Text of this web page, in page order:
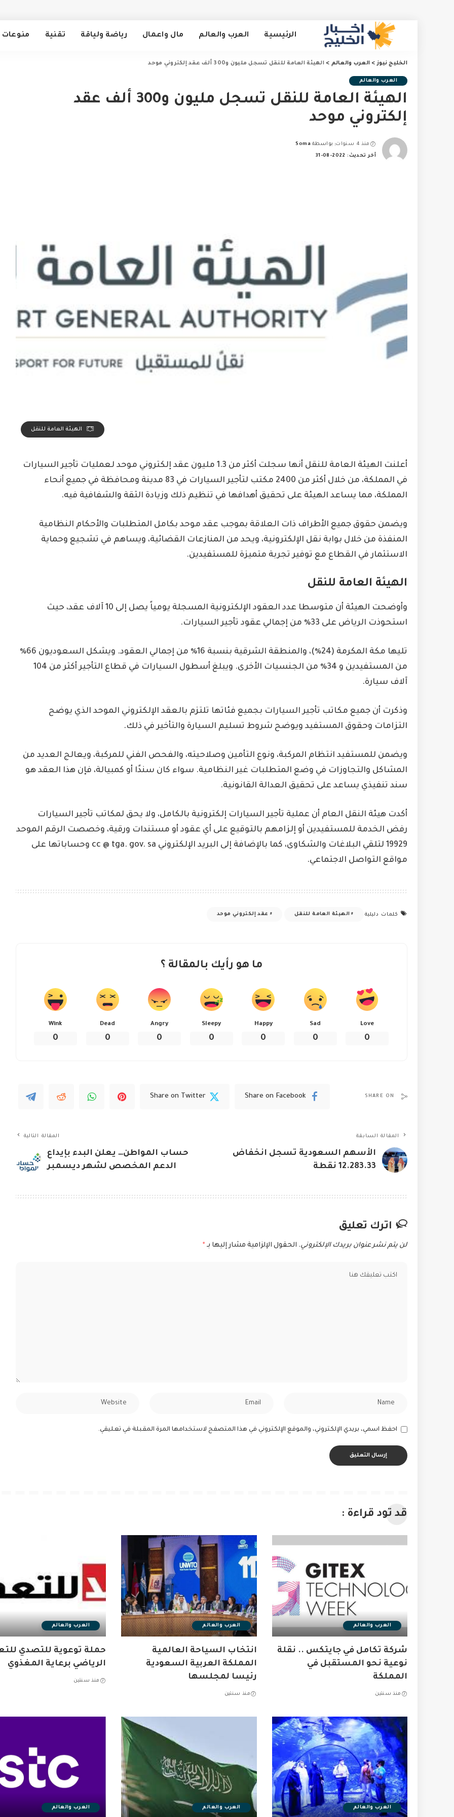
الرئيسية العرب والعالم مال واعمال رياضة ولياقة تقنية منوعات
الخليج نيوز> العرب والعالم > الهيئة العامة للنقل تسجل مليون و300 ألف عقد إلكتروني موحد
العرب والعالم
الهيئة العامة للنقل تسجل مليون و300 ألف عقد
إلكتروني موحد
منذ 4 سنوات
Posted
by
بواسطة Soma
آخر تحديث: 2022-08-31
الهيئة العامة للنقل
أعلنت الهيئة العامة للنقل أنها سجلت أكثر من 1.3 مليون عقد إلكتروني موحد لعمليات تأجير السيارات
في المملكة، من خلال أكثر من 2400 مكتب لتأجير السيارات في 83 مدينة ومحافظة في جميع أنحاء
المملكة، مما يساعد الهيئة على تحقيق أهدافها في تنظيم ذلك وزيادة الثقة والشفافية فيه.
ويضمن حقوق جميع الأطراف ذات العلاقة بموجب عقد موحد بكامل المتطلبات والأحكام النظامية
المنفذة من خلال بوابة نقل الإلكترونية، ويحد من المنازعات القضائية، ويساهم في تشجيع وحماية
الاستثمار في القطاع مع توفير تجربة متميزة للمستفيدين.
الهيئة العامة للنقل
وأوضحت الهيئة أن متوسطا ​​عدد العقود الإلكترونية المسجلة يومياً يصل إلى 10 آلاف عقد، حيث
استحوذت الرياض على 33٪ من إجمالي عقود تأجير السيارات.
تليها مكة المكرمة (24٪)، والمنطقة الشرقية بنسبة 16٪ من إجمالي العقود. ويشكل السعوديون 66٪
من المستفيدين و 34٪ من الجنسيات الأخرى. ويبلغ أسطول السيارات في قطاع التأجير أكثر من 104
آلاف سيارة.
وذكرت أن جميع مكاتب تأجير السيارات بجميع فئاتها تلتزم بالعقد الإلكتروني الموحد الذي يوضح
التزامات وحقوق المستفيد ويوضح شروط تسليم السيارة والتأخير في ذلك.
ويضمن للمستفيد انتظام المركبة، ونوع التأمين وصلاحيته، والفحص الفني للمركبة، ويعالج العديد من
المشاكل والتجاوزات في وضع المتطلبات غير النظامية. سواء كان سندًا أو كمبيالة، فإن هذا العقد هو
سند تنفيذي يساعد على تحقيق العدالة القانونية.
أكدت هيئة النقل العام أن عملية تأجير السيارات إلكترونية بالكامل، ولا يحق لمكاتب تأجير السيارات
رفض الخدمة للمستفيدين أو إلزامهم بالتوقيع على أي عقود أو مستندات ورقية، وخصصت الرقم الموحد
19929 لتلقي البلاغات والشكاوى، كما بالإضافة إلى البريد الإلكتروني cc @ tga. gov. sa وحساباتها على
مواقع التواصل الاجتماعي.
كلمات دليلية الهيئة العامة للنقل عقد إلكتروني موحد
ما هو رأيك بالمقالة ؟
Love
0
Sad
0
Happy
0
Sleepy
0
Angry
0
Dead
0
Wink
0
SHARE ON
Share on Facebook
Share on Twitter
المقالة السابقة
الأسهم السعودية تسجل انخفاض
12.283.33 نقطة
المقالة التالية
حساب المواطن… يعلن البدء بإيداع
الدعم المخصص لشهر ديسمبر
اترك تعليق
لن يتم نشر عنوان بريدك الإلكتروني. الحقول الإلزامية مشار إليها بـ *
احفظ اسمي، بريدي الإلكتروني، والموقع الإلكتروني في هذا المتصفح لاستخدامها المرة المقبلة في تعليقي.
قد تود قراءة :
العرب والعالم
شركة تكامل في جايتكس .. نقلة
نوعية نحو المستقبل في
المملكة
منذ سنتين
العرب والعالم
انتخاب السياحة العالمية
المملكة العربية السعودية
رئيسا لمجلسها
منذ سنتين
العرب والعالم
حملة توعوية للتصدي
الرياضي برعاية المغذوي
منذ سنتين
العرب والعالم العرب والعالم العرب والعالم